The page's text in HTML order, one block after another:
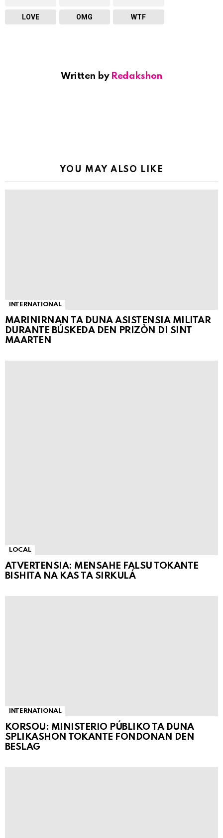
LOVE OMG WTF
Written by Redakshon
YOU MAY ALSO LIKE
INTERNATIONAL
MARINIRNAN TA DUNA ASISTENSIA MILITAR
DURANTE BÚSKEDA DEN PRIZÒN DI SINT
MAARTEN
LOCAL
ATVERTENSIA: MENSAHE FALSU TOKANTE
BISHITA NA KAS TA SIRKULÁ
INTERNATIONAL
KORSOU: MINISTERIO PÚBLIKO TA DUNA
SPLIKASHON TOKANTE FONDONAN DEN
BESLAG